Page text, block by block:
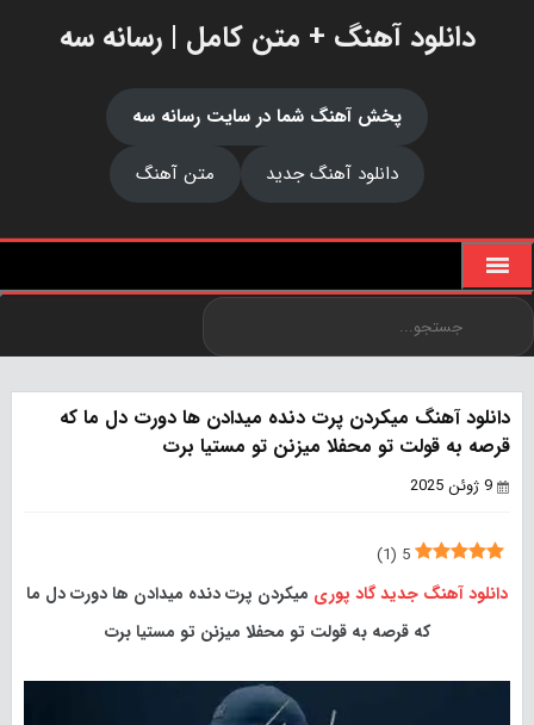
دانلود آهنگ + متن کامل | رسانه سه
پخش آهنگ شما در سایت رسانه سه
دانلود آهنگ جدید
متن آهنگ
دانلود آهنگ میکردن پرت دنده میدادن ها دورت دل ما که
قرصه به قولت تو محفلا میزنن تو مستیا برت
9 ژوئن 2025
5
(
1
)
دانلود آهنگ جدیدگاد پوری میکردن پرت دنده میدادن ها دورت دل ما
که قرصه به قولت تو محفلا میزنن تو مستیا برت